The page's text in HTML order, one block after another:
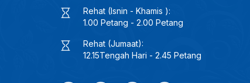
Rehat (Isnin - Khamis ):
1.00 Petang - 2.00 Petang
Rehat (Jumaat):
12.15Tengah Hari - 2.45 Petang